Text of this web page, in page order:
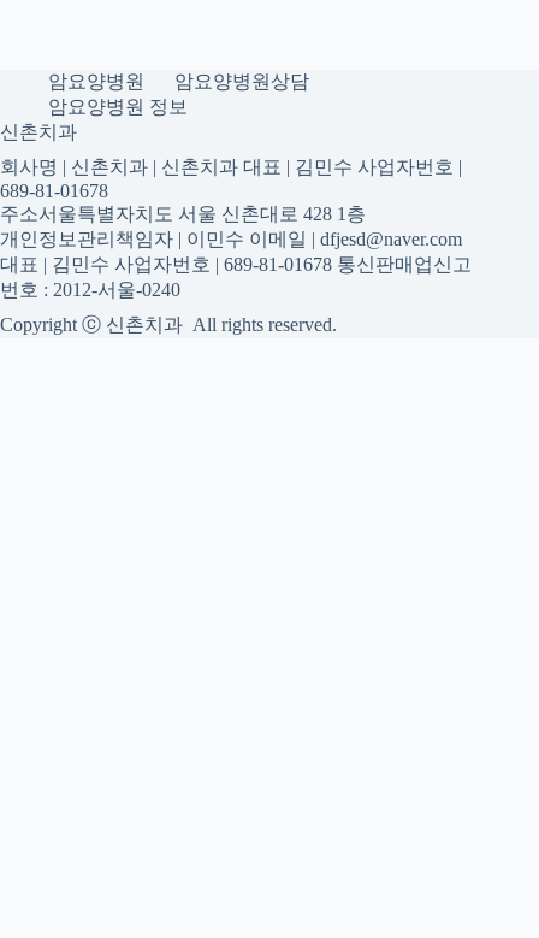
암요양병원
암요양병원상담
암요양병원 정보
신촌치과
회사명 | 신촌치과 | 신촌치과 대표 | 김민수 사업자번호 |
689-81-01678
주소서울특별자치도 서울 신촌대로 428 1층
개인정보관리책임자 | 이민수 이메일 | dfjesd@naver.com
대표 | 김민수 사업자번호 | 689-81-01678 통신판매업신고
번호 : 2012-서울-0240
Copyright ⓒ 신촌치과 All rights reserved.